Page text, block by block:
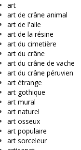
art
art de crâne animal
art de l'aile
art de la résine
art du cimetière
art du crâne
art du crâne de vache
art du crâne péruvien
art étrange
art gothique
art mural
art naturel
art osseux
art populaire
art sorceleur